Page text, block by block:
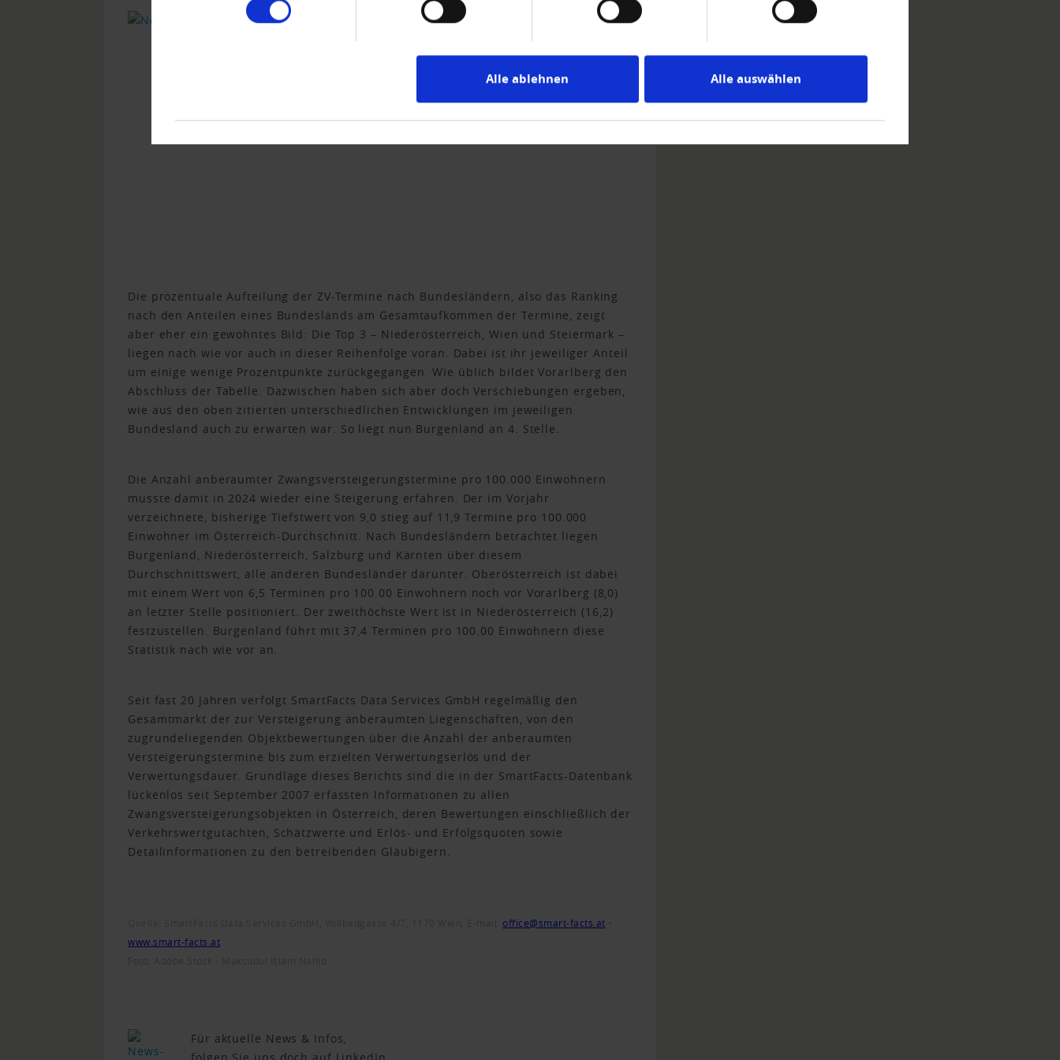
Alle ablehnen Alle auswählen
Die prozentuale Aufteilung der ZV-Termine nach Bundesländern, also das Ranking
nach den Anteilen eines Bundeslands am Gesamtaufkommen der Termine, zeigt
aber eher ein gewohntes Bild: Die Top 3 – Niederösterreich, Wien und Steiermark –
liegen nach wie vor auch in dieser Reihenfolge voran. Dabei ist ihr jeweiliger Anteil
um einige wenige Prozentpunkte zurückgegangen. Wie üblich bildet Vorarlberg den
Abschluss der Tabelle. Dazwischen haben sich aber doch Verschiebungen ergeben,
wie aus den oben zitierten unterschiedlichen Entwicklungen im jeweiligen
Bundesland auch zu erwarten war. So liegt nun Burgenland an 4. Stelle.
Die Anzahl anberaumter Zwangsversteigerungstermine pro 100.000 Einwohnern
musste damit in 2024 wieder eine Steigerung erfahren. Der im Vorjahr
verzeichnete, bisherige Tiefstwert von 9,0 stieg auf 11,9 Termine pro 100.000
Einwohner im Österreich-Durchschnitt. Nach Bundesländern betrachtet liegen
Burgenland, Niederösterreich, Salzburg und Kärnten über diesem
Durchschnittswert, alle anderen Bundesländer darunter. Oberösterreich ist dabei
mit einem Wert von 6,5 Terminen pro 100.00 Einwohnern noch vor Vorarlberg (8,0)
an letzter Stelle positioniert. Der zweithöchste Wert ist in Niederösterreich (16,2)
festzustellen. Burgenland führt mit 37,4 Terminen pro 100.00 Einwohnern diese
Statistik nach wie vor an.
Seit fast 20 Jahren verfolgt SmartFacts Data Services GmbH regelmäßig den
Gesamtmarkt der zur Versteigerung anberaumten Liegenschaften, von den
zugrundeliegenden Objektbewertungen über die Anzahl der anberaumten
Versteigerungstermine bis zum erzielten Verwertungserlös und der
Verwertungsdauer. Grundlage dieses Berichts sind die in der SmartFacts-Datenbank
lückenlos seit September 2007 erfassten Informationen zu allen
Zwangsversteigerungsobjekten in Österreich, deren Bewertungen einschließlich der
Verkehrswertgutachten, Schätzwerte und Erlös- und Erfolgsquoten sowie
Detailinformationen zu den betreibenden Gläubigern.
office@smart-facts.at
www.smart-facts.at
Für aktuelle News & Infos,